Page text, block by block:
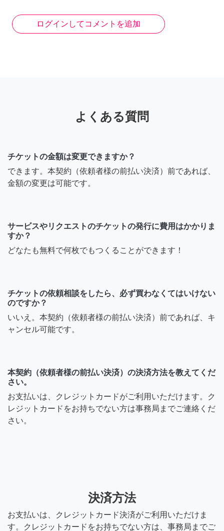
ログインしてコメントを追加
よくある質問
チケットの金額は変更できますか？
できます。本契約（依頼者様の前払い決済）前であれば、
金額の変更は可能です。
サービスやリクエストのチケットの発行に費用はかかりま
すか？
どなたも無料で何枚でもつくることができます！
チケットの依頼相談をしたら、必ず買わなくてはいけない
のですか？
いいえ。本契約（依頼者様の前払い決済）前であれば、キ
ャンセル可能です。
本契約（依頼者様の前払い決済）の決済方法を教えてくだ
さい。
お支払いは、クレジットカードがご利用いただけます。ク
レジットカードをお持ちでない方は事務局までご連絡くだ
さい。
決済方法
お支払いは、クレジットカード決済がご利用いただけま
す。クレジットカードをお持ちでない方は、事務局までご